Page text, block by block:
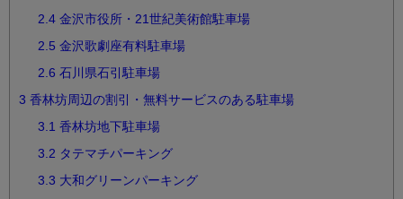
2.4 金沢市役所・21世紀美術館駐車場
2.5 金沢歌劇座有料駐車場
2.6 石川県石引駐車場
3 香林坊周辺の割引・無料サービスのある駐車場
3.1 香林坊地下駐車場
3.2 タテマチパーキング
3.3 大和グリーンパーキング